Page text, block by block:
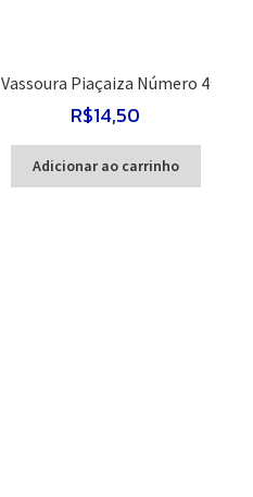
Vassoura Piaçaiza Número 4
R$14,50
Adicionar ao carrinho